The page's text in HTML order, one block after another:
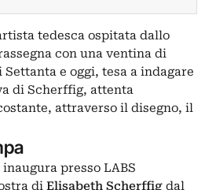
tedesca ospitata dallo
con una ventina di
e oggi, tesa a indagare
di Scherffig, attenta
attraverso il disegno, il
inaugura presso LABS
di Elisabeth Scherffig dal